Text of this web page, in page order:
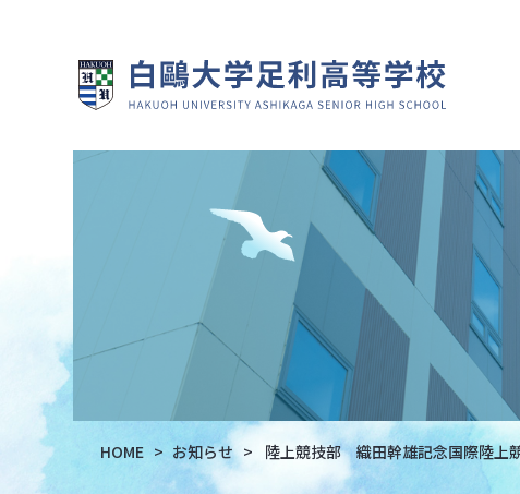
HOME お知らせ 陸上競技部 織田幹雄記念国際陸上